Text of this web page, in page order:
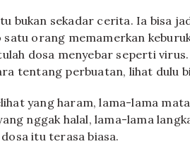
bukan sekadar cerita. Ia bisa
orang memamerkan
dosa menyebar seperti
tentang perbuatan, lihat dulu
yang haram, lama-lama
nggak halal, lama-lama
itu terasa biasa.